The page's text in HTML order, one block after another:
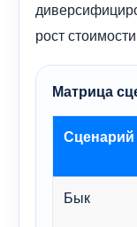
рост стоимости
Матрица
Сценарий
Бык